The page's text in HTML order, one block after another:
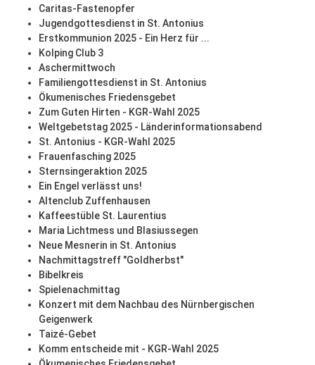
Caritas-Fastenopfer
Jugendgottesdienst in St. Antonius
Erstkommunion 2025 - Ein Herz für ...
Kolping Club 3
Aschermittwoch
Familiengottesdienst in St. Antonius
Ökumenisches Friedensgebet
Zum Guten Hirten - KGR-Wahl 2025
Weltgebetstag 2025 - Länderinformationsabend
St. Antonius - KGR-Wahl 2025
Frauenfasching 2025
Sternsingeraktion 2025
Ein Engel verlässt uns!
Altenclub Zuffenhausen
Kaffeestüble St. Laurentius
Maria Lichtmess und Blasiussegen
Neue Mesnerin in St. Antonius
Nachmittagstreff "Goldherbst"
Bibelkreis
Spielenachmittag
Konzert mit dem Nachbau des Nürnbergischen
Geigenwerk
Taizé-Gebet
Komm entscheide mit - KGR-Wahl 2025